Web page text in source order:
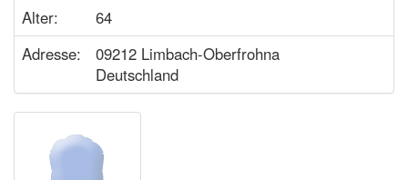
Alter:
64
Adresse:
09212 Limbach-Oberfrohna
Deutschland